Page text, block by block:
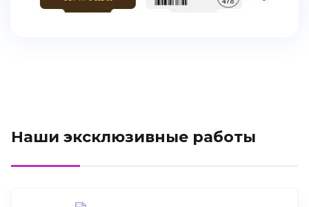
Наши эксклюзивные работы